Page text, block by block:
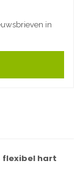
in
flexibel hart